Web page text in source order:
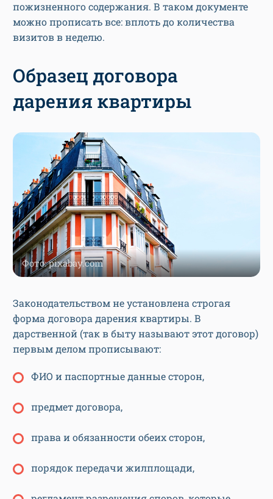
пожизненного содержания. В таком документе
можно прописать все: вплоть до количества
визитов в неделю.
Образец договора
дарения квартиры
Фото: pixabay.com
Законодательством не установлена строгая
форма договора дарения квартиры. В
дарственной (так в быту называют этот договор)
первым делом прописывают:
ФИО и паспортные данные сторон,
предмет договора,
права и обязанности обеих сторон,
порядок передачи жилплощади,